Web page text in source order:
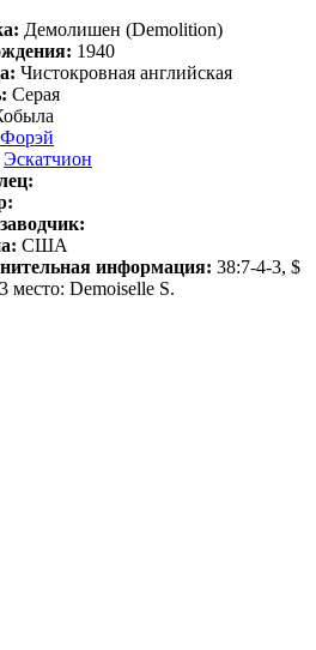
Демoлишен (Demolition)
1940
Чистокровная английская
Серая
Фоpэй
Эскaтчиoн
США
информация: 38:7-4-3, $
место: Demoiselle S.